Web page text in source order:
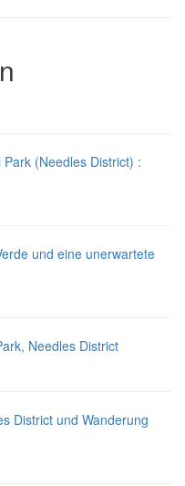
(Needles District) :
und eine unerwartete
Needles District
District und Wanderung